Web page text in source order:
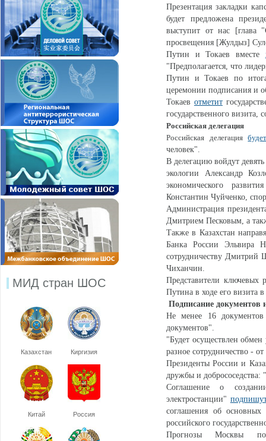
МИД стран ШОС
Казахстан Киргизия
Китай Россия
Презентация закладки
будет предложена
выступит от нас [глава
просвещения [Жулдыз]
Путин и Токаев вместе
"Предполагается, что
Путин и Токаев по
церемонии подписания и
Токаев отметит
государственного визита,
Российская делегация
Российская делегация
человек".
В делегацию войдут
экологии Александр
экономического
Константин Чуйченко,
Администрация
Дмитрием Песковым, а
Также в Казахстан
Банка России Эльвира
сотрудничеству Дмитрий
Чиханчин.
Представители ключевых
Путина в ходе его визита в
Подписание документов
Не менее 16
документов".
"Будет осуществлен
разное сотрудничество -
Президенты России и
дружбы и
Соглашение о
электростанции"
соглашения об
российского
Прогнозы Москвы по